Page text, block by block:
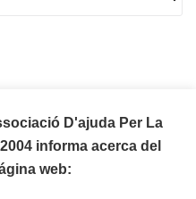
D'ajuda Per La
informa acerca del
web: